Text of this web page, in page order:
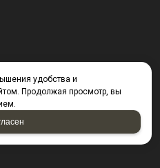
удобства и
Продолжая просмотр, вы